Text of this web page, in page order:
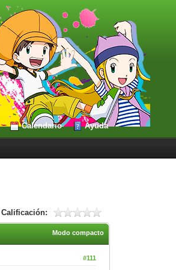
Calendario Ayuda
Calificación:
Modo compacto
#111